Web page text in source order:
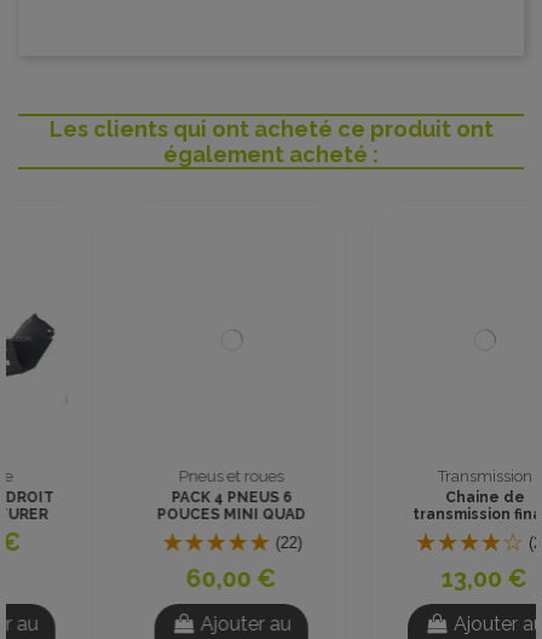
Les clients qui ont acheté ce produit ont
également acheté :
Pneus et roues
PACK 4 PNEUS 6
POUCES MINI QUAD
AVEC CHAMBRES A
(22)
60,00 €
Ajouter au
Transmission
transmission finale
H25 46 maillons
(21)
Ajouter au